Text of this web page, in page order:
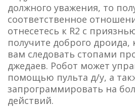
должного уважения, то
соответственное
отнесетесь к R2 с
получите доброго
вам следовать стопами
джедаев. Робот может
помощью пульта д/у, а
запрограммировать на
действий.